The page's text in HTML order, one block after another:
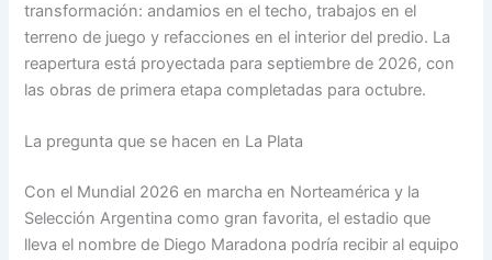
transformación: andamios en el techo, trabajos en el
terreno de juego y refacciones en el interior del predio. La
reapertura está proyectada para septiembre de 2026, con
las obras de primera etapa completadas para octubre.
La pregunta que se hacen en La Plata
Con el Mundial 2026 en marcha en Norteamérica y la
Selección Argentina como gran favorita, el estadio que
lleva el nombre de Diego Maradona podría recibir al equipo